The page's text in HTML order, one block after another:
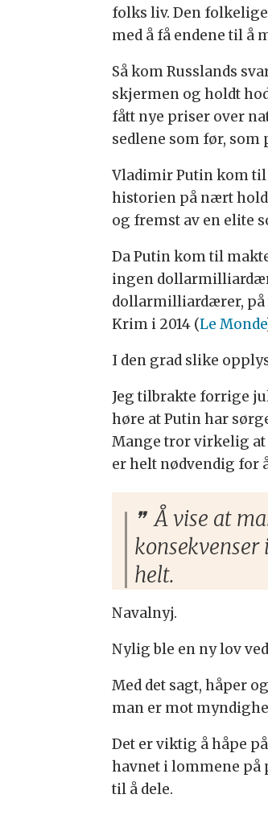
folks liv. Den
med å få endene til å
Så kom Russlands
skjermen og holdt
fått nye priser over
sedlene som før,
Vladimir Putin kom til
historien på nært
og fremst av en elite
Da Putin kom til
ingen
dollarmilliardærer, på
Krim i 2014 (Le Monde
I den grad slike
Jeg tilbrakte forrige
høre at Putin har
Mange tror virkelig
er helt nødvendig for
Å vise at
konsekvenser
helt.
Navalnyj.
Nylig ble en ny lov
Med det sagt, håper
man er mot
Det er viktig å håpe
havnet i lommene på
til å dele.